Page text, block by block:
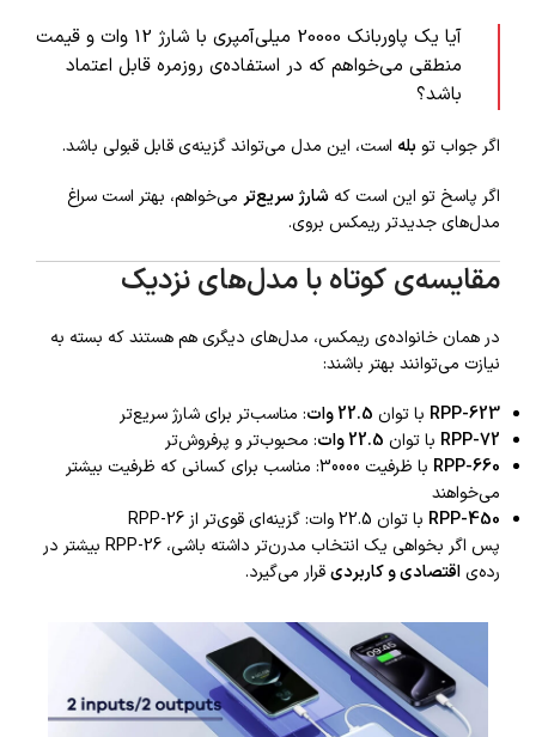
آیا یک پاوربانک 20000 میلی‌آمپری با شارژ 12 وات و قیمت
منطقی می‌خواهم که در استفاده‌ی روزمره قابل اعتماد
باشد؟
اگر جواب تو بله است، این مدل می‌تواند گزینه‌ی قابل قبولی باشد.
اگر پاسخ تو این است که شارژ سریع‌تر می‌خواهم، بهتر است سراغ
مدل‌های جدیدتر ریمکس بروی.
مقایسه‌ی کوتاه با مدل‌های نزدیک
در همان خانواده‌ی ریمکس، مدل‌های دیگری هم هستند که بسته به
نیازت می‌توانند بهتر باشند:
RPP-623 با توان 22.5 وات
: مناسب‌تر برای شارژ سریع‌تر
RPP-72 با توان 22.5 وات
: محبوب‌تر و پرفروش‌تر
RPP-660
با ظرفیت 30000: مناسب برای کسانی که ظرفیت بیشتر
می‌خواهند
RPP-450 با توان 22.5 وات: گزینه‌ای قوی‌تر از RPP-26
پس اگر بخواهی یک انتخاب مدرن‌تر داشته باشی، RPP-26 بیشتر در
رده‌یاقتصادی و کاربردیقرار می‌گیرد.